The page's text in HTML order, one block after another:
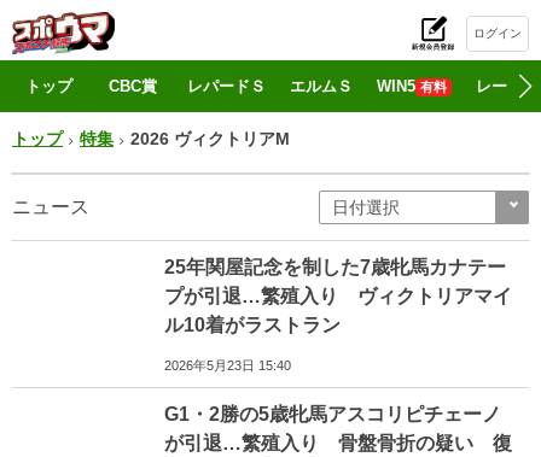
ログイン
トップ CBC賞 レパードＳ エルムＳ WIN5 有料 レース
トップ 特集 2026 ヴィクトリアM
ニュース
25年関屋記念を制した7歳牝馬カナテー
プが引退…繁殖入り ヴィクトリアマイ
ル10着がラストラン
2026年5月23日 15:40
G1・2勝の5歳牝馬アスコリピチェーノ
が引退…繁殖入り 骨盤骨折の疑い 復